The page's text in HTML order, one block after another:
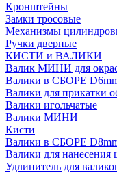
Кронштейны
Замки тросовые
Механизмы
Ручки дверные
КИСТИ и ВАЛИКИ
Валик МИНИ для
Валики в СБОРЕ
Валики для прикатки
Валики игольчатые
Валики МИНИ
Кисти
Валики в СБОРЕ
Валики для нанесения
Удлинитель для